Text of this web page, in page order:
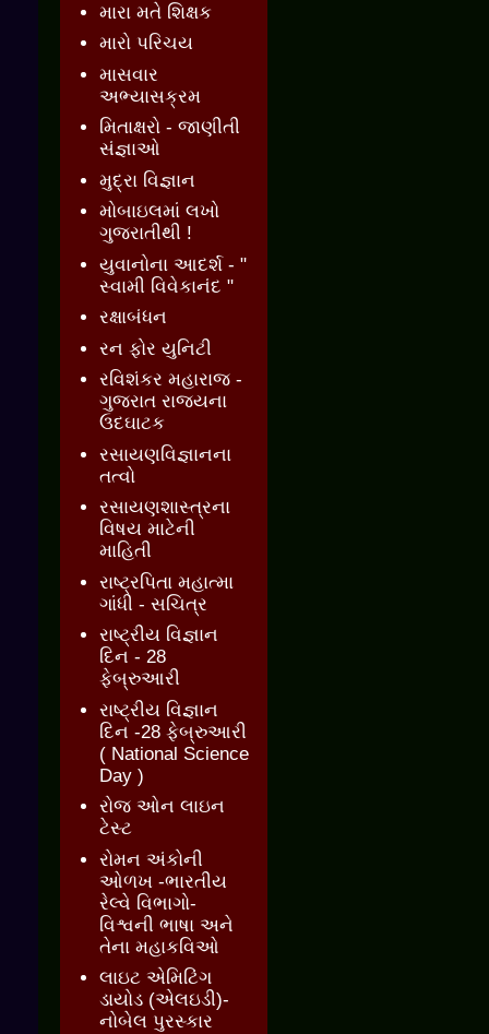
મારા મતે શિક્ષક
મારો પરિચય
માસવાર
અભ્યાસક્રમ
મિતાક્ષરો - જાણીતી
સંજ્ઞાઓ
મુદ્રા વિજ્ઞાન
મોબાઇલમાં લખો
ગુજરાતીથી !
યુવાનોના આદર્શ - "
સ્વામી વિવેકાનંદ "
રક્ષાબંધન
રન ફોર યુનિટી
રવિશંકર મહારાજ -
ગુજરાત રાજ્યના
ઉદઘાટક
રસાયણવિજ્ઞાનના
તત્વો
રસાયણશાસ્ત્રના
વિષય માટેની
માહિતી
રાષ્ટ્રપિતા મહાત્મા
ગાંધી - સચિત્ર
રાષ્ટ્રીય વિજ્ઞાન
દિન - 28
ફેબ્રુઆરી
રાષ્ટ્રીય વિજ્ઞાન
દિન -28 ફેબ્રુઆરી
( National Science
Day )
રોજ ઓન લાઇન
ટેસ્ટ
રોમન અંકોની
ઓળખ -ભારતીય
રેલ્વે વિભાગો-
વિશ્વની ભાષા અને
તેના મહાકવિઓ
લાઇટ એમિટિંગ
ડાયોડ (એલઇડી)-
નોબેલ પુરસ્કાર